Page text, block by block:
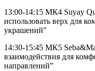
13:00-14:15 МК4 Suyay
использовать верх для
украшений"
14:30-15:45 МК5
взаимодействия для
направлений”